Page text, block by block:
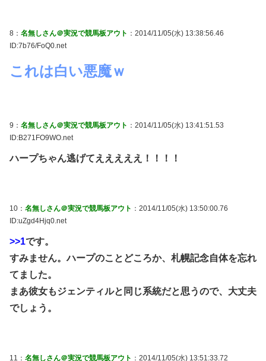
8： 名無しさん＠実況で競馬板アウト ：2014/11/05(水) 13:38:56.46
ID:7b76/FoQ0.net
これは白い悪魔ｗ
9： 名無しさん＠実況で競馬板アウト ：2014/11/05(水) 13:41:51.53
ID:B271FO9WO.net
ハープちゃん逃げてえええええ！！！！
10： 名無しさん＠実況で競馬板アウト ：2014/11/05(水) 13:50:00.76
ID:uZgd4Hjq0.net
>>1です。
すみません。ハープのことどころか、札幌記念自体を忘れ
てました。
まあ彼女もジェンティルと同じ系統だと思うので、大丈夫
でしょう。
11： 名無しさん＠実況で競馬板アウト ：2014/11/05(水) 13:51:33.72